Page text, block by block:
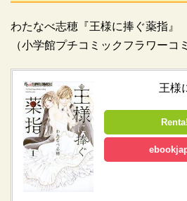
わたなべ志穂『王様に捧ぐ薬指』
（小学館プチコミックフラワーコ
王様